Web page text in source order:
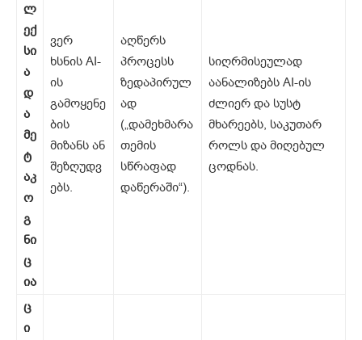
ლ
ექ
სი
ა
დ
ა
მე
ტ
აკ
ო
გ
ნი
ც
ია
ვერ
ხსნის AI-
ის
გამოყენე
ბის
მიზანს ან
შეზღუდვ
ებს.
აღწერს
პროცესს
ზედაპირულ
ად
(„დამეხმარა
თემის
სწრაფად
დაწერაში“).
სიღრმისეულად
აანალიზებს AI-ის
ძლიერ და სუსტ
მხარეებს, საკუთარ
როლს და მიღებულ
ცოდნას.
ც
ი